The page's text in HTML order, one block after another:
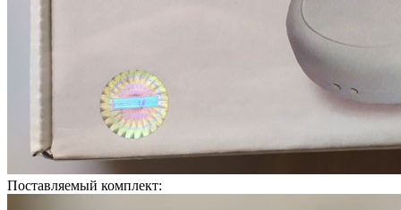
Поставляемый комплект: